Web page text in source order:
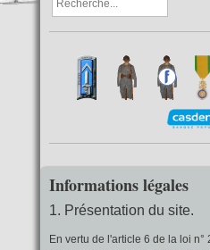
Informations légales
1. Présentation du site.
En vertu de l'article 6 de la loi